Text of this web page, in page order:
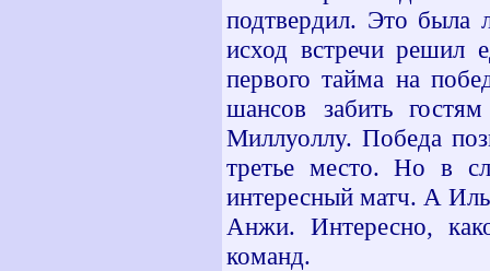
подтвердил. Это была
исход встречи решил
первого тайма на
шансов забить
Миллуоллу. Победа
третье место. Но в
интересный матч. А
Анжи. Интересно,
команд.